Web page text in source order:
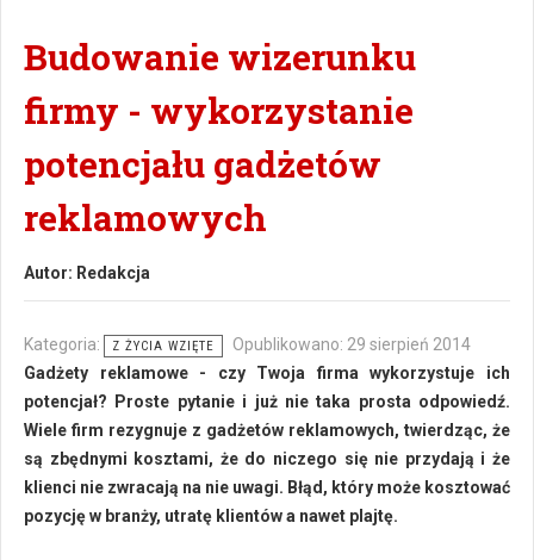
Budowanie wizerunku
firmy - wykorzystanie
potencjału gadżetów
reklamowych
Autor: Redakcja
Kategoria: Z ŻYCIA WZIĘTE
Opublikowano: 29 sierpień 2014
Gadżety reklamowe - czy Twoja firma wykorzystuje ich
potencjał? Proste pytanie i już nie taka prosta odpowiedź.
Wiele firm rezygnuje z gadżetów reklamowych, twierdząc, że
są zbędnymi kosztami, że do niczego się nie przydają i że
klienci nie zwracają na nie uwagi. Błąd, który może kosztować
pozycję w branży, utratę klientów a nawet plajtę.